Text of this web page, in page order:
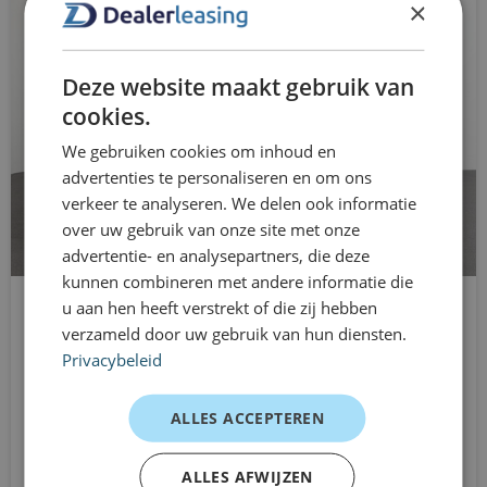
contracten en hebt vooraf duidelijkheid over je
afschrijving zijn geregeld, zodat jij zonder zorgen op pad
bent. Dat maakt deze bestelwagen ideaal bij tijdelijke
opdrachten, wisselende projecten of situaties waarin
flexibiliteit belangrijk is.
Ervaringen van rijders
Monteur
“Prettige balans tussen laadruimte en wendbaarheid.”
Bezorger
“Overzichtelijk formaat en toch voldoende
Ondernemer
“Flexibel leasen en snel inzetbaar — precies wat ik
centrale deurvergrendeling met
afstandsbediening
connected services
Connect Nav met 7" capacitief touchscreen en
DAB+ radio
DAB ontvanger
dimlichten automatisch
elektrische ramen voor
Elektronisch Stabiliteits Programma
hill hold functie
Mercedes-Benz Sprinter
L2H2
/mnd excl. btw
×
Deze website maakt gebruik van
cookies.
We gebruiken cookies om inhoud en
advertenties te personaliseren en om ons
verkeer te analyseren. We delen ook informatie
over uw gebruik van onze site met onze
advertentie- en analysepartners, die deze
kunnen combineren met andere informatie die
u aan hen heeft verstrekt of die zij hebben
verzameld door uw gebruik van hun diensten.
Privacybeleid
ALLES ACCEPTEREN
ALLES AFWIJZEN